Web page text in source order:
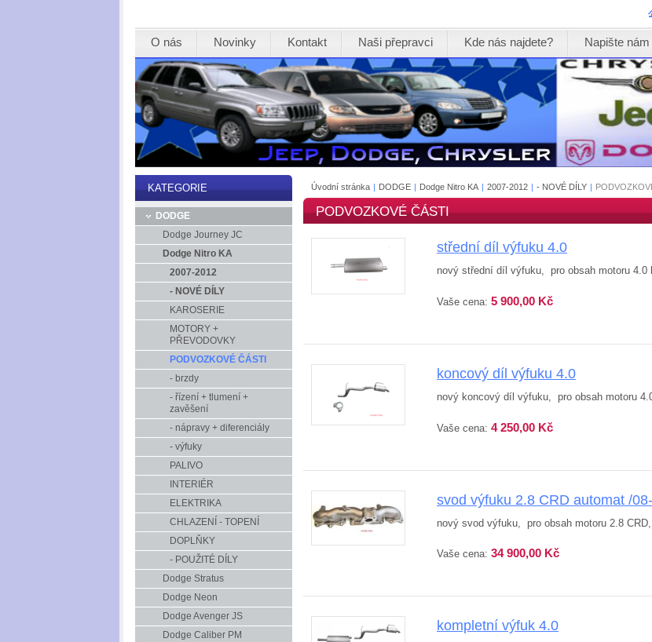
O nás Novinky Kontakt Naši přepravci Kde nás najdete? Napište nám
Úvodní stránka | DODGE | Dodge Nitro KA | 2007-2012 | - NOVÉ DÍLY |
PODVOZKOVÉ ČÁSTI
střední díl výfuku 4.0
nový střední díl výfuku, pro obsah motoru 4.0
Vaše cena: 5 900,00 Kč
koncový díl výfuku 4.0
nový koncový díl výfuku, pro obsah motoru
Vaše cena: 4 250,00 Kč
svod výfuku 2.8 CRD automat /
nový svod výfuku, pro obsah motoru 2.8
Vaše cena: 34 900,00 Kč
kompletní výfuk 4.0
KATEGORIE
DODGE
Dodge Journey JC
Dodge Nitro KA
2007-2012
- NOVÉ DÍLY
KAROSERIE
MOTORY +
PŘEVODOVKY
PODVOZKOVÉ ČÁSTI
- brzdy
- řízení + tlumení +
zavěšení
- nápravy + diferenciály
- výfuky
PALIVO
INTERIÉR
ELEKTRIKA
CHLAZENÍ - TOPENÍ
DOPLŇKY
- POUŽITÉ DÍLY
Dodge Stratus
Dodge Neon
Dodge Avenger JS
Dodge Caliber PM